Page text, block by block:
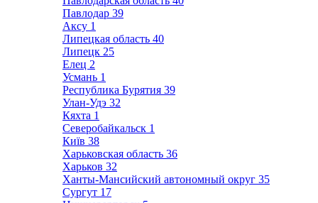
Павлодар 39
Аксу 1
Липецкая область 40
Липецк 25
Елец 2
Усмань 1
Республика Бурятия 39
Улан-Удэ 32
Кяхта 1
Северобайкальск 1
Київ 38
Харьковская область 36
Харьков 32
Ханты-Мансийский автономный округ 35
Сургут 17